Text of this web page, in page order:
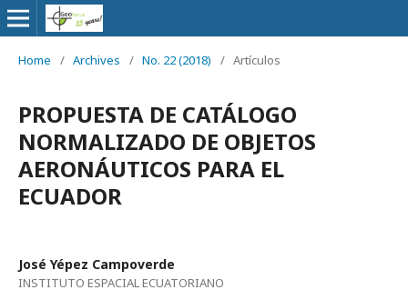
Home / Archives / No. 22 (2018) / Artículos
PROPUESTA DE CATÁLOGO
NORMALIZADO DE OBJETOS
AERONÁUTICOS PARA EL
ECUADOR
José Yépez Campoverde
INSTITUTO ESPACIAL ECUATORIANO